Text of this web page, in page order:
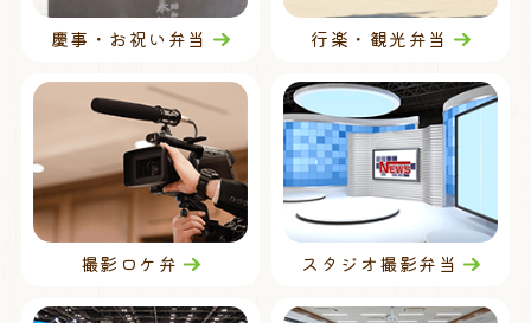
慶事・お祝い弁当 行楽・観光弁当
撮影ロケ弁 スタジオ撮影弁当